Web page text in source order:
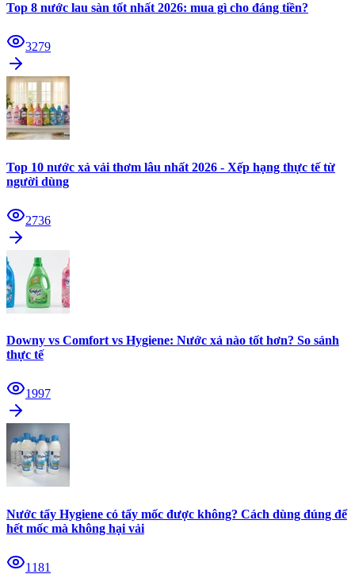
Top 8 nước lau sàn tốt nhất 2026: mua gì cho đáng tiền?
3279
Top 10 nước xả vải thơm lâu nhất 2026 - Xếp hạng thực tế từ
người dùng
2736
Downy vs Comfort vs Hygiene: Nước xả nào tốt hơn? So sánh
thực tế
1997
Nước tẩy Hygiene có tẩy mốc được không? Cách dùng đúng để
hết mốc mà không hại vải
1181